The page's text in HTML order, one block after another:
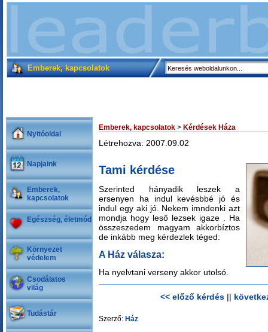
Emberek, kapcsolatok
Nyitóoldal
Napjaink
Emberek,
kapcsolatok
Egészség, életmód
Környezet
védelem
Csodálatos
világ
Tudástár
Emberek, kapcsolatok > Kérdések Háza
Létrehozva: 2007.09.02
Tami kérdése
Szerinted hányadik leszek a
ersenyen ha indul kevésbbé jó és
indul egy aki jó. Nekem imndenki azt
mondja hogy leső lezsek igaze . Ha
összeszedem magyam akkorbíztos
de inkább meg kérdezlek téged:
A Ház válasza:
Ha nyelvtani verseny akkor utolsó.
<< előző kérdés||
Szerző: Ház